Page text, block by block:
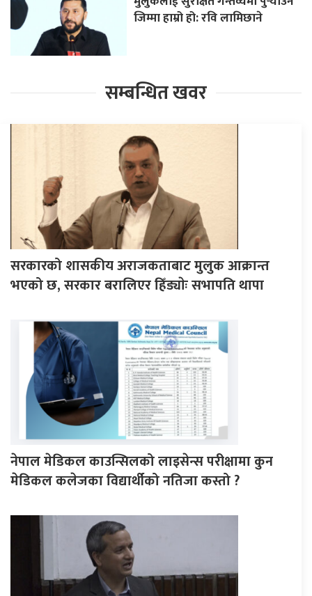
जिम्मा हाम्रो हो: रवि लामिछाने
सम्बन्धित खवर
सरकारको शासकीय अराजकताबाट मुलुक आक्रान्त
भएको छ, सरकार बरालिएर हिँड्याेः सभापति थापा
नेपाल मेडिकल काउन्सिलको लाइसेन्स परीक्षामा कुन
मेडिकल कलेजका विद्यार्थीको नतिजा कस्तो ?